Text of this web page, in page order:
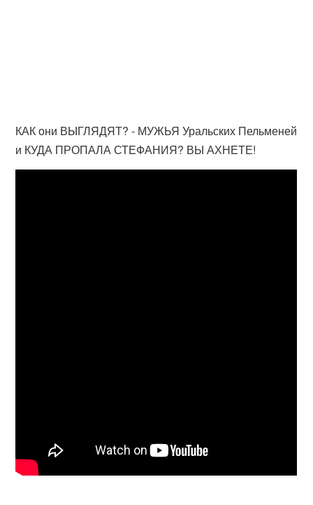
КАК они ВЫГЛЯДЯТ? - МУЖЬЯ Уральских Пельменей
и КУДА ПРОПАЛА СТЕФАНИЯ? ВЫ АХНЕТЕ!